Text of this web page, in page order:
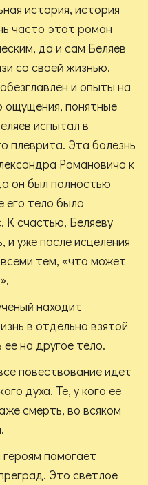
история, история
часто этот роман
да и сам Беляев
со своей жизнью.
и опыты на
ощущения, понятные
испытал в
плеврита. Эта болезнь
Романовича к
он был полностью
его тело было
К счастью, Беляеву
и уже после исцеления
тем, «что может
находит
в отдельно взятой
на другое тело.
повествование идет
духа. Те, у кого ее
смерть, во всяком
помогает
Это светлое